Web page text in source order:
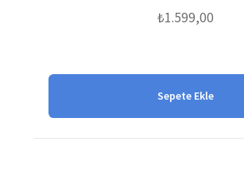
₺1.599,00
Sepete Ekle